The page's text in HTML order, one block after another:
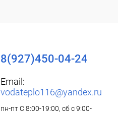
8(927)450-04-24
Email:
vodateplo116@yandex.ru
пн-пт С 8:00-19:00, сб с 9:00-